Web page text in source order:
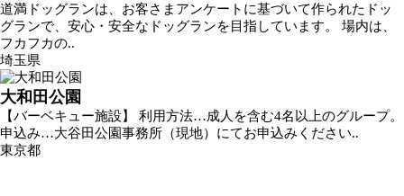
道満ドッグランは、お客さまアンケートに基づいて作られたドッ
グランで、安心・安全なドッグランを目指しています。 場内は、
フカフカの..
埼玉県
大和田公園
【バーベキュー施設】 利用方法…成人を含む4名以上のグループ。
申込み…大谷田公園事務所（現地）にてお申込みください..
東京都